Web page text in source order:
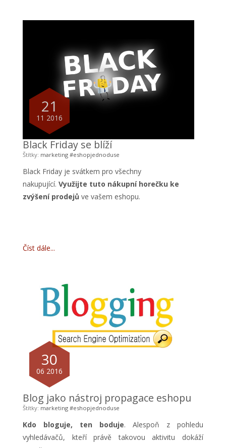
21
11 2016
Black Friday se blíží
Štítky: marketing #eshopjednoduse
Black Friday je svátkem pro všechny
nakupující. Využijte tuto nákupní horečku ke
zvýšení prodejů ve vašem eshopu.
Číst dále
30
06 2016
Blog jako nástroj propagace eshopu
Štítky: marketing #eshopjednoduse
Kdo bloguje, ten boduje. Alespoň z pohledu
vyhledávačů, kteří právě takovou aktivitu dokáží